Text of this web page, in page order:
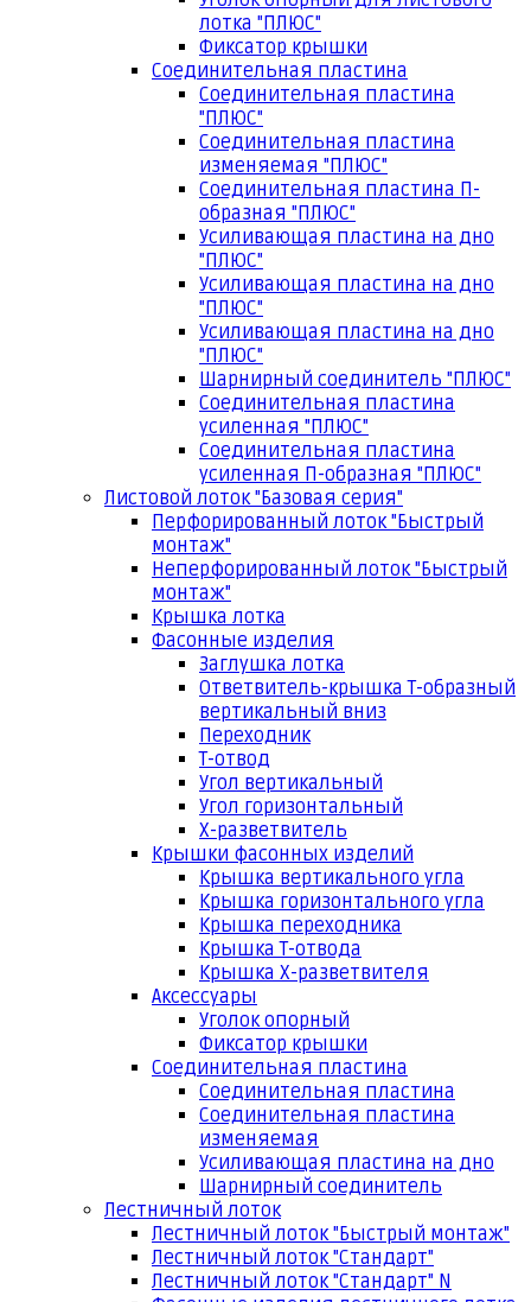
лотка "ПЛЮС"
Фиксатор крышки
Соединительная пластина
Соединительная пластина
"ПЛЮС"
Соединительная пластина
изменяемая "ПЛЮС"
Соединительная пластина П-
образная "ПЛЮС"
Усиливающая пластина на дно
"ПЛЮС"
Усиливающая пластина на дно
"ПЛЮС"
Усиливающая пластина на дно
"ПЛЮС"
Шарнирный соединитель "ПЛЮС"
Соединительная пластина
усиленная "ПЛЮС"
Соединительная пластина
усиленная П-образная "ПЛЮС"
Листовой лоток "Базовая серия"
Перфорированный лоток "Быстрый
монтаж"
Неперфорированный лоток "Быстрый
монтаж"
Крышка лотка
Фасонные изделия
Заглушка лотка
Ответвитель-крышка Т-образный
вертикальный вниз
Переходник
Т-отвод
Угол вертикальный
Угол горизонтальный
Х-разветвитель
Крышки фасонных изделий
Крышка вертикального угла
Крышка горизонтального угла
Крышка переходника
Крышка Т-отвода
Крышка Х-разветвителя
Аксессуары
Уголок опорный
Фиксатор крышки
Соединительная пластина
Соединительная пластина
Соединительная пластина
изменяемая
Усиливающая пластина на дно
Шарнирный соединитель
Лестничный лоток
Лестничный лоток "Быстрый монтаж"
Лестничный лоток "Стандарт"
Лестничный лоток "Стандарт" N